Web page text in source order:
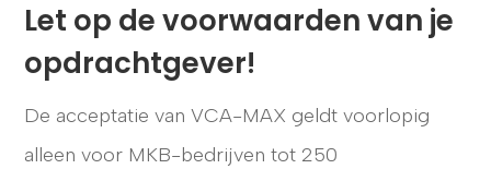
Let op de voorwaarden van je
opdrachtgever!
De acceptatie van VCA-MAX geldt voorlopig
alleen voor MKB-bedrijven tot 250